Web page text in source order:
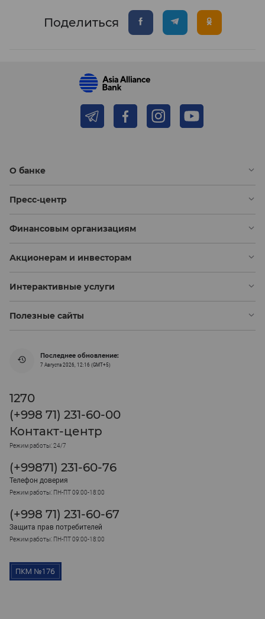
Поделиться
О банке
Пресс-центр
Финансовым организациям
Акционерам и инвесторам
Интерактивные услуги
Полезные сайты
Последнее обновление:
7 Августа 2026, 12:16 (GMT+5)
1270
(+998 71) 231-60-00
Контакт-центр
Режим работы: 24/7
(+99871) 231-60-76
Телефон доверия
Режим работы: ПН-ПТ 09:00-18:00
(+998 71) 231-60-67
Защита прав потребителей
Режим работы: ПН-ПТ 09:00-18:00